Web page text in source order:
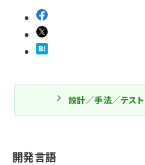
設計／手法／テス
開発言語